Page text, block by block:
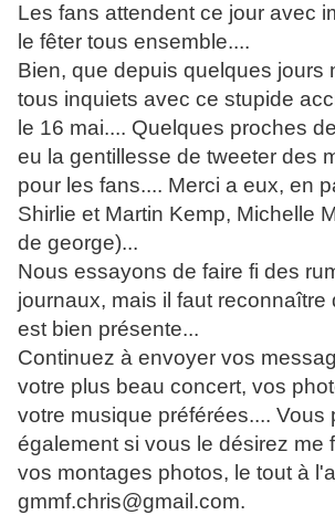
Les fans attendent ce jour avec
le fêter tous ensemble....
Bien, que depuis quelques jours
tous inquiets avec ce stupide
le 16 mai.... Quelques proches
eu la gentillesse de tweeter des
pour les fans.... Merci a eux, en
Shirlie et Martin Kemp, Michelle
de george)...
Nous essayons de faire fi des
journaux, mais il faut reconnaître
est bien présente...
Continuez à envoyer vos
votre plus beau concert, vos
votre musique préférées.... Vous
également si vous le désirez me
vos montages photos, le tout à
gmmf.chris@gmail.com.